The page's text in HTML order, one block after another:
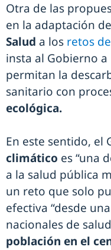
Otra de las
en la adaptación
Salud a los retos
insta al Gobierno
permitan la
sanitario con
ecológica.
En este sentido, el
climático es “una
a la salud pública
un reto que solo
efectiva “desde
nacionales de
población en el